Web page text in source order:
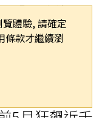
體驗, 請確定
條款才繼續瀏
「輝達旋
據台北市
買賣移轉僅
科、輝達題
5月狂飆近千